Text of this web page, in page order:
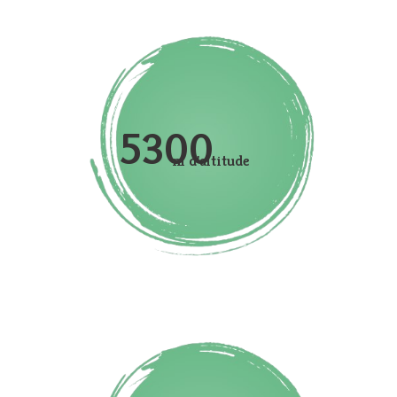
5300
m d'altitude